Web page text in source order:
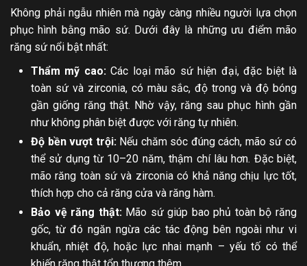
Không phải ngẫu nhiên mà ngày càng nhiều người lựa chọn
phục hình bằng mão sứ. Dưới đây là những ưu điểm mão
răng sứ nổi bật nhất:
Thẩm mỹ cao:Các loại mão sứ hiện đại, đặc biệt là
toàn sứ và zirconia, có màu sắc, độ trong và độ bóng
gần giống răng thật. Nhờ vậy, răng sau phục hình gần
như không phân biệt được với răng tự nhiên.
Độ bền vượt trội:Nếu chăm sóc đúng cách, mão sứ có
thể sử dụng từ 10–20 năm, thậm chí lâu hơn. Đặc biệt,
mão răng toàn sứ và zirconia có khả năng chịu lực tốt,
thích hợp cho cả răng cửa và răng hàm.
Bảo vệ răng thật:Mão sứ giúp bao phủ toàn bộ răng
gốc, từ đó ngăn ngừa các tác động bên ngoài như vi
khuẩn, nhiệt độ, hoặc lực nhai mạnh – yếu tố có thể